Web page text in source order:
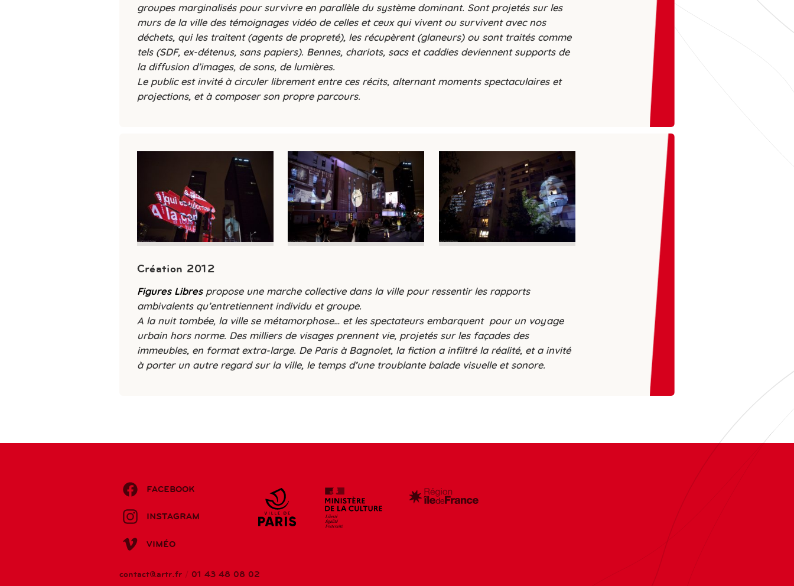
groupes marginalisés pour survivre en parallèle du système dominant. Sont projetés sur les
murs de la ville des témoignages vidéo de celles et ceux qui vivent ou survivent avec nos
déchets, qui les traitent (agents de propreté), les récupèrent (glaneurs) ou sont traités comme
tels (SDF, ex-détenus, sans papiers). Bennes, chariots, sacs et caddies deviennent supports de
la diffusion d’images, de sons, de lumières.
Le public est invité à circuler librement entre ces récits, alternant moments spectaculaires et
projections, et à composer son propre parcours.
Création 2012
Figures Libres propose une marche collective dans la ville pour ressentir les rapports
ambivalents qu’entretiennent individu et groupe.
A la nuit tombée, la ville se métamorphose… et les spectateurs embarquent pour un voyage
urbain hors norme. Des milliers de visages prennent vie, projetés sur les façades des
immeubles, en format extra-large. De Paris à Bagnolet, la fiction a infiltré la réalité, et a invité
à porter un autre regard sur la ville, le temps d’une troublante balade visuelle et sonore.
FACEBOOK
INSTAGRAM
VIMÉO
contact@artr.fr / 01 43 48 08 02